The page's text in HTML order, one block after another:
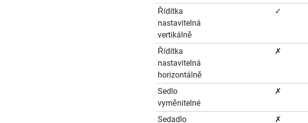
Řídítka
nastavitelná
vertikálně
✓
Řídítka
nastavitelná
horizontálně
✗
Sedlo
vyměnitelné
✗
Sedadlo
✗